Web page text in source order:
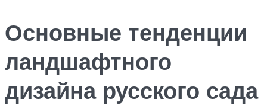
Основные тенденции
ландшафтного
дизайна русского сада